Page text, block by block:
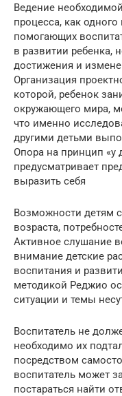
Ведение
процесса, как
помогающих
в развитии ребенка,
достижения и
Организация
которой, ребенок
окружающего мира,
что именно
другими детьми
Опора на принцип «у
предусматривает
выразить себя
Возможности детям
возраста,
Активное слушание
внимание детские
воспитания и
методикой Реджио
ситуации и темы
Воспитатель не
необходимо их
посредством
воспитатель может
постараться найти